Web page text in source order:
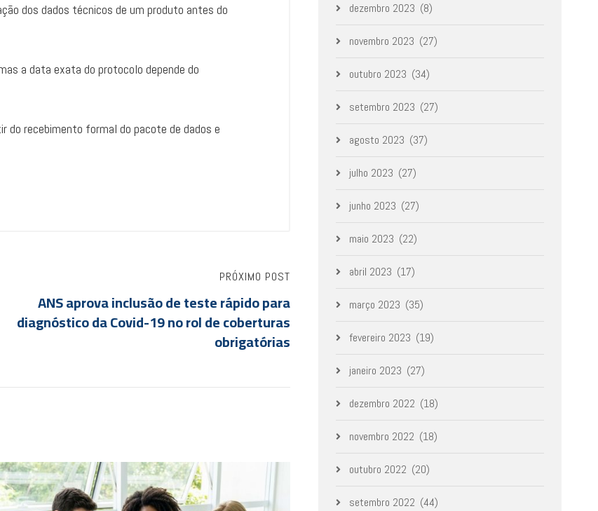
dos dados técnicos de um produto antes do
a data exata do protocolo depende do
do recebimento formal do pacote de dados e
PRÓXIMO POST
ANS aprova inclusão de teste rápido para
diagnóstico da Covid-19 no rol de coberturas
obrigatórias
dezembro 2023 (8)
novembro 2023 (27)
outubro 2023 (34)
setembro 2023 (27)
agosto 2023 (37)
julho 2023 (27)
junho 2023 (27)
maio 2023 (22)
abril 2023 (17)
março 2023 (35)
fevereiro 2023 (19)
janeiro 2023 (27)
dezembro 2022 (18)
novembro 2022 (18)
outubro 2022 (20)
setembro 2022 (44)